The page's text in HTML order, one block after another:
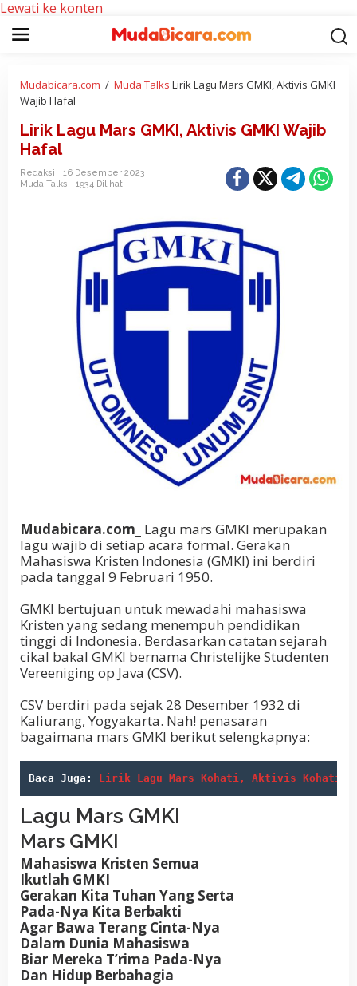
Lewati ke konten
Mudabicara.com / Muda Talks Lirik Lagu Mars GMKI, Aktivis GMKI
Wajib Hafal
Lirik Lagu Mars GMKI, Aktivis GMKI Wajib
Hafal
Redaksi
16 Desember 2023
Muda Talks
1934 Dilihat
Mudabicara.com_ Lagu mars GMKI merupakan
lagu wajib di setiap acara formal. Gerakan
Mahasiswa Kristen Indonesia (GMKI) ini berdiri
pada tanggal 9 Februari 1950.
GMKI bertujuan untuk mewadahi mahasiswa
Kristen yang sedang menempuh pendidikan
tinggi di Indonesia. Berdasarkan catatan sejarah
cikal bakal GMKI bernama Christelijke Studenten
Vereeniging op Java (CSV).
CSV berdiri pada sejak 28 Desember 1932 di
Kaliurang, Yogyakarta. Nah! penasaran
bagaimana mars GMKI berikut selengkapnya:
Baca Juga: Lirik Lagu Mars Kohati, Aktivis Kohati
Lagu Mars GMKI
Mars GMKI
Mahasiswa Kristen Semua
Ikutlah GMKI
Gerakan Kita Tuhan Yang Serta
Pada-Nya Kita Berbakti
Agar Bawa Terang Cinta-Nya
Dalam Dunia Mahasiswa
Biar Mereka T’rima Pada-Nya
Dan Hidup Berbahagia